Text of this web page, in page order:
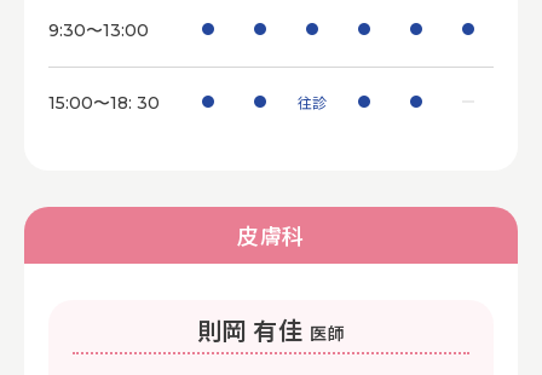
9:30〜13:00
15:00〜18: 30 往診
皮膚科
則岡 有佳 医師